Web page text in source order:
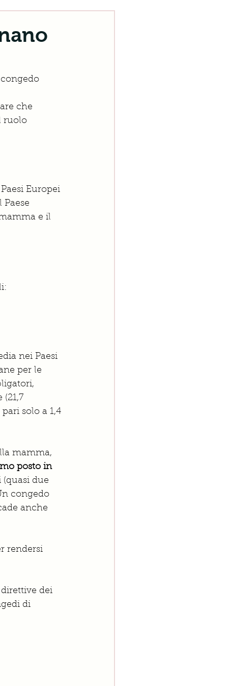
che
ruolo
Europei
e il
nei Paesi
per le
solo a 1,4
mamma,
posto in
(quasi due
congedo
anche
rendersi
dei
di